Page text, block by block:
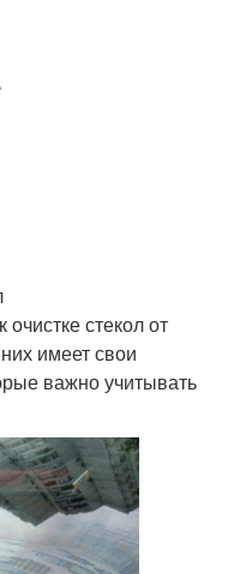
стекол от
имеет свои
важно учитывать